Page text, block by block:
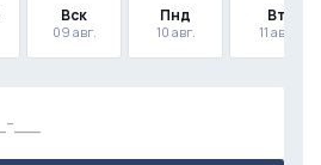
Вск
09 авг.
Пнд
10 авг.
Вт
11 авг.